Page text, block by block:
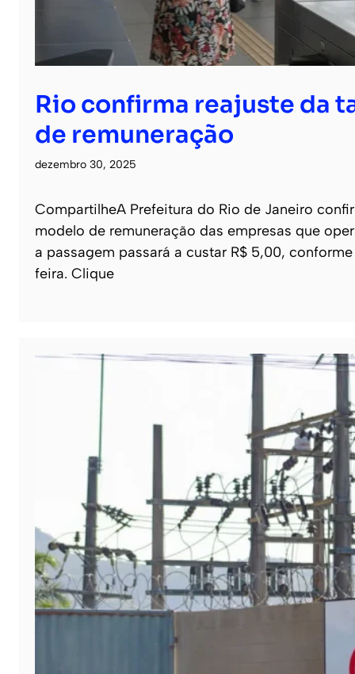
Rio confirma reajuste da
de remuneração
dezembro 30, 2025
CompartilheA Prefeitura do Rio de Janeiro
modelo de remuneração das empresas que
a passagem passará a custar R$ 5,00,
feira. Clique